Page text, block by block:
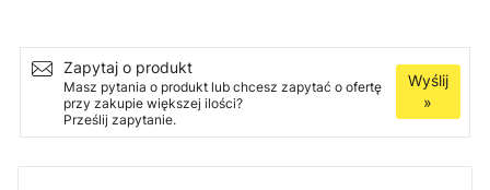
Zapytaj o produkt
Masz pytania o produkt lub chcesz zapytać o ofertę
przy zakupie większej ilości?
Prześlij zapytanie.
Wyślij
»